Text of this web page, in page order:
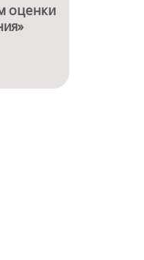
оценки